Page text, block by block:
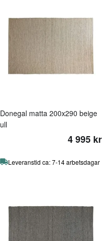
Donegal matta 200x290 beige
ull
4 995 kr
Leveranstid ca: 7-14 arbetsdagar